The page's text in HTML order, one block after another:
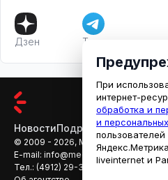
Дзен Телеграм
НовостиПодробностиАфиша
© 2009 - 2026, МЕДИАРЯЗАНЬ
E-mail: info@mediaryazan.ru
Тел.: (4912) 29-33-66
При
интернет-
обработка и
и
liveinternet и